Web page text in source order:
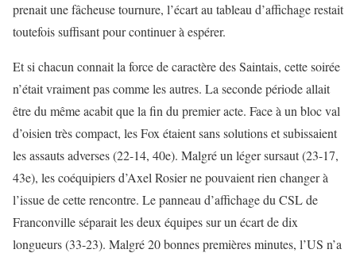
prenait une fâcheuse tournure, l’écart au tableau d’affichage restait
toutefois suffisant pour continuer à espérer.
Et si chacun connait la force de caractère des Saintais, cette soirée
n’était vraiment pas comme les autres. La seconde période allait
être du même acabit que la fin du premier acte. Face à un bloc val
d’oisien très compact, les Fox étaient sans solutions et subissaient
les assauts adverses (22-14, 40e). Malgré un léger sursaut (23-17,
43e), les coéquipiers d’Axel Rosier ne pouvaient rien changer à
l’issue de cette rencontre. Le panneau d’affichage du CSL de
Franconville séparait les deux équipes sur un écart de dix
longueurs (33-23). Malgré 20 bonnes premières minutes, l’US n’a